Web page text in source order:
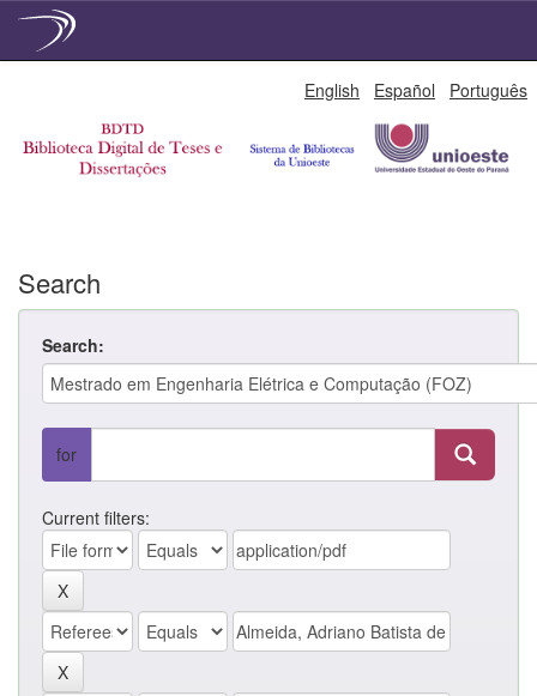
English Español Português
Search
Search:
for
Current filters: